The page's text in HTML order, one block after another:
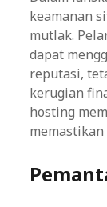
keamanan
mutlak.
dapat
reputasi,
kerugian
hosting